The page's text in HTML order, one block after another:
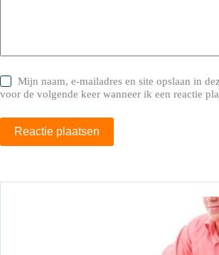
Mijn naam, e-mailadres en site opslaan in
voor de volgende keer wanneer ik een reactie
Reactie plaatsen